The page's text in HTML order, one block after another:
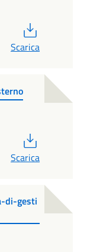
Scarica
Scarica
di-gesti